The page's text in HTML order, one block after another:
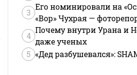
3
Его номинировали на
«Вор» Чухрая —
4
Почему внутри Урана и
даже ученых
5 «Дед разбушевался»: